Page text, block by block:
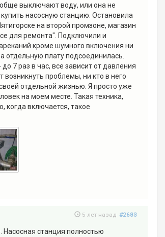
выключают воду, или она не
насосную станцию. Остановила
на второй промзоне, магазин
для ремонта". Подключили и
кроме шумного включения ни
отдельную плату подсоединилась.
7 раз в час, все зависит от давления
проблемы, ни кто в него
отдельной жизнью. Я просто уже
на моем месте. Такая техника,
когда включается, такое
5 лет назад #2683
Насосная станция полностью